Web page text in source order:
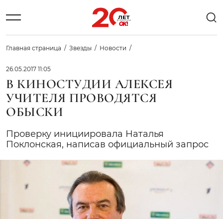
Главная страница Звезды Новости
26.05.2017 11:05
В КИНОСТУДИИ АЛЕКСЕЯ
УЧИТЕЛЯ ПРОВОДЯТСЯ
ОБЫСКИ
Проверку инициировала Наталья
Поклонская, написав официальный запрос